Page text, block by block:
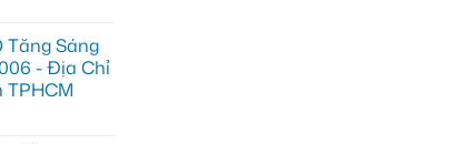
Sáng
- Địa Chỉ
TPHCM